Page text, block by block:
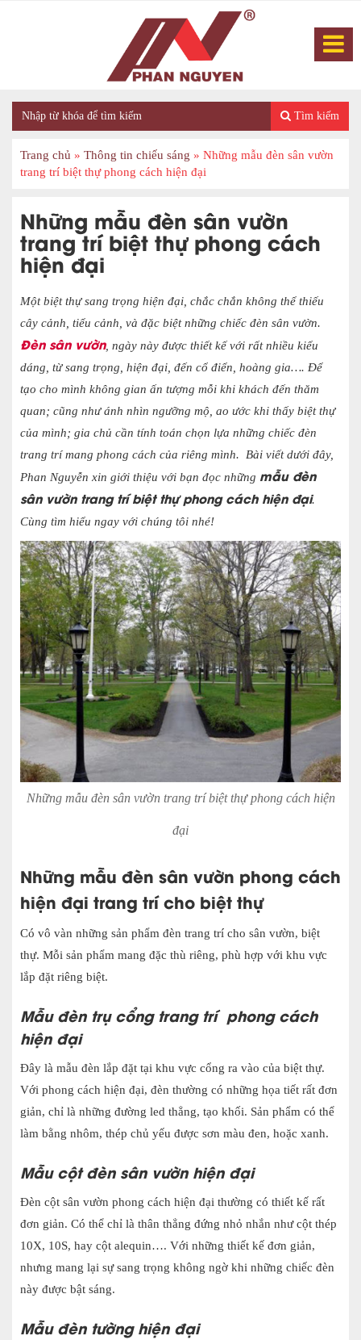
Tìm kiếm
Trang chủ » Thông tin chiếu sáng » Những mẫu đèn sân vườn
trang trí biệt thự phong cách hiện đại
Những mẫu đèn sân vườn
trang trí biệt thự phong cách
hiện đại
Một biệt thự sang trọng hiện đại, chắc chắn không thể thiếu
cây cảnh, tiểu cảnh, và đặc biệt những chiếc đèn sân vườn.
Đèn sân vườn, ngày này được thiết kế với rất nhiều kiểu
dáng, từ sang trọng, hiện đại, đến cổ điển, hoàng gia…. Để
tạo cho mình không gian ấn tượng mỗi khi khách đến thăm
quan; cũng như ánh nhìn ngưỡng mộ, ao ước khi thấy biệt thự
của mình; gia chủ cần tính toán chọn lựa những chiếc đèn
trang trí mang phong cách của riêng mình. Bài viết dưới đây,
Phan Nguyễn xin giới thiệu với bạn đọc những mẫu đèn
sân vườn trang trí biệt thự phong cách hiện đại.
Cùng tìm hiểu ngay với chúng tôi nhé!
Những mẫu đèn sân vườn trang trí biệt thự phong cách hiện
đại
Những mẫu đèn sân vườn phong cách
hiện đại trang trí cho biệt thự
Có vô vàn những sản phẩm đèn trang trí cho sân vườn, biệt
thự. Mỗi sản phẩm mang đặc thù riêng, phù hợp với khu vực
lắp đặt riêng biệt.
Mẫu đèn trụ cổng trang trí phong cách
hiện đại
Đây là mẫu đèn lắp đặt tại khu vực cổng ra vào của biệt thự.
Với phong cách hiện đại, đèn thường có những họa tiết rất đơn
giản, chỉ là những đường led thẳng, tạo khối. Sản phẩm có thể
làm bằng nhôm, thép chủ yếu được sơn màu đen, hoặc xanh.
Mẫu cột đèn sân vườn hiện đại
Đèn cột sân vườn phong cách hiện đại thường có thiết kế rất
đơn giản. Có thể chỉ là thân thẳng đứng nhỏ nhắn như cột thép
10X, 10S, hay cột alequin…. Với những thiết kế đơn giản,
nhưng mang lại sự sang trọng không ngờ khi những chiếc đèn
này được bật sáng.
Mẫu đèn tường hiện đại